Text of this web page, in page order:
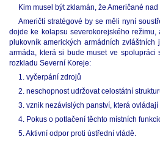
Kim musel být zklamán, že Američané
Američtí stratégové by se měli nyní
dojde ke kolapsu severokorejského
plukovník amerických armádních
armáda, která si bude muset ve
rozkladu Severní Koreje:
1. vyčerpání zdrojů
2. neschopnost udržovat celostátní
3. vznik nezávislých panství, která
4. Pokus o potlačení těchto místních
5. Aktivní odpor proti ústřední vládě.